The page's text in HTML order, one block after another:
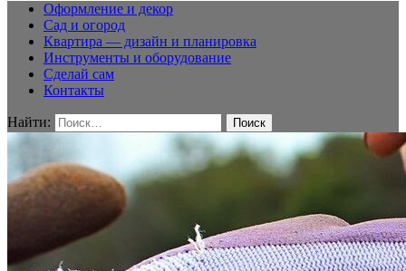
Оформление и декор
Сад и огород
Квартира — дизайн и планировка
Инструменты и оборудование
Сделай сам
Контакты
Найти: